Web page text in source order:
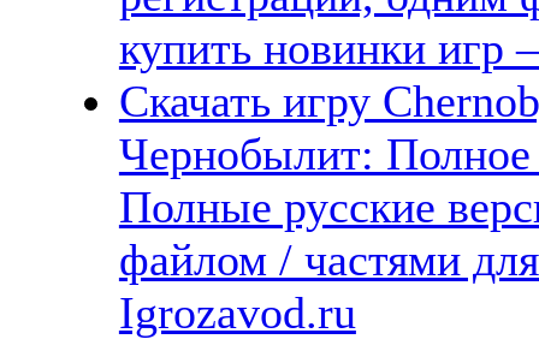
купить новинки
Скачать игру
Чернобылит: Полное
Полные русские
файлом / частями
Igrozavod.ru